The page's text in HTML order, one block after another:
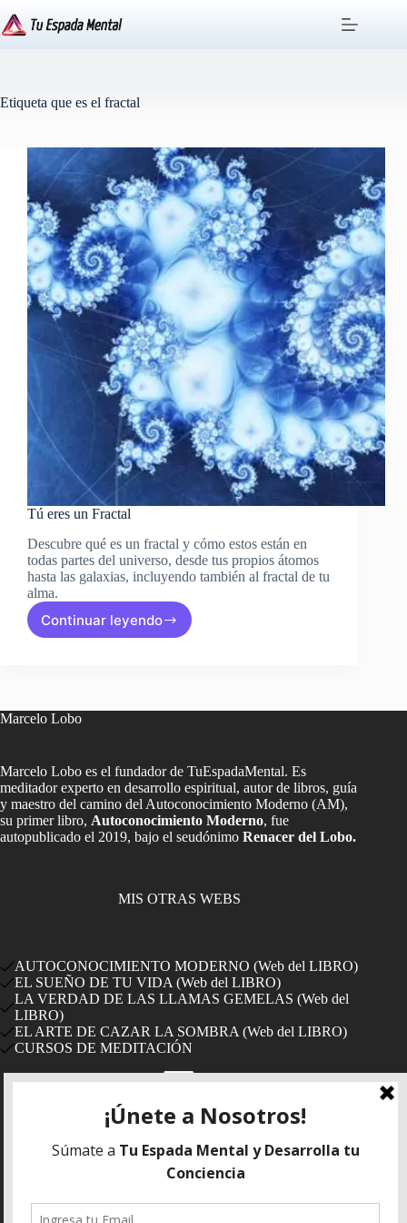
al
contenido
Etiqueta que es el fractal
Tú eres un Fractal
Descubre qué es un fractal y cómo estos están en
todas partes del universo, desde tus propios átomos
hasta las galaxias, incluyendo también al fractal de tu
alma.
Continuar leyendo
Tú
Marcelo Lobo
Marcelo Lobo es el fundador de TuEspadaMental. Es
meditador experto en desarrollo espiritual, autor de libros, guía
y maestro del camino del Autoconocimiento Moderno (AM),
su primer libro, Autoconocimiento Moderno, fue
autopublicado el 2019, bajo el seudónimo Renacer del Lobo.
MIS OTRAS WEBS
AUTOCONOCIMIENTO MODERNO (Web del LIBRO)
EL SUEÑO DE TU VIDA (Web del LIBRO)
LA VERDAD DE LAS LLAMAS GEMELAS (Web del
LIBRO)
EL ARTE DE CAZAR LA SOMBRA (Web del LIBRO)
CURSOS DE MEDITACIÓN